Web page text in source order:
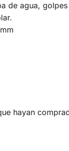
de agua,
hayan